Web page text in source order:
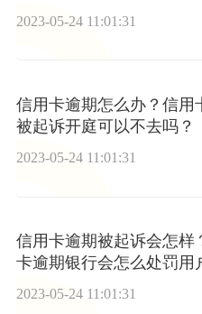
2023-05-24 11:01:31
信用卡逾期怎么办？信用
被起诉开庭可以不去吗？
2023-05-24 11:01:31
信用卡逾期被起诉会怎样
卡逾期银行会怎么处罚用
2023-05-24 11:01:31